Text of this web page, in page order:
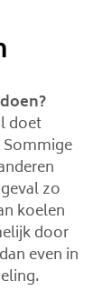
doet
zo
koelen
door
even in